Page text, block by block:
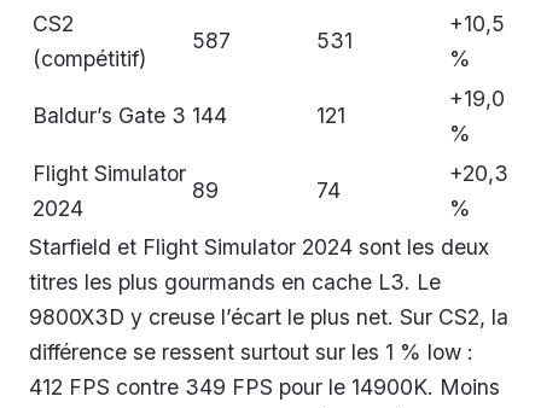
CS2
(compétitif)
587 531
+10,5
%
Baldur’s Gate 3 144 121
+19,0
%
Flight Simulator
2024
89 74
+20,3
%
Starfield et Flight Simulator 2024 sont les deux
titres les plus gourmands en cache L3. Le
9800X3D y creuse l’écart le plus net. Sur CS2, la
différence se ressent surtout sur les 1 % low :
412 FPS contre 349 FPS pour le 14900K. Moins